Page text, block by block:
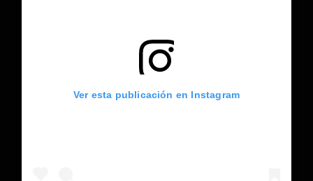
Ver esta publicación en Instagram